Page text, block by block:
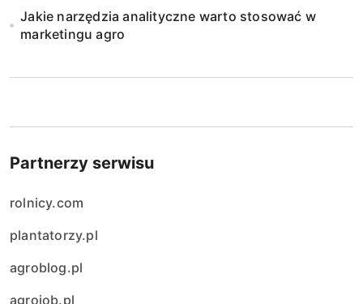
Jakie narzędzia analityczne warto stosować w
marketingu agro
Partnerzy serwisu
rolnicy.com
plantatorzy.pl
agroblog.pl
agrojob.pl